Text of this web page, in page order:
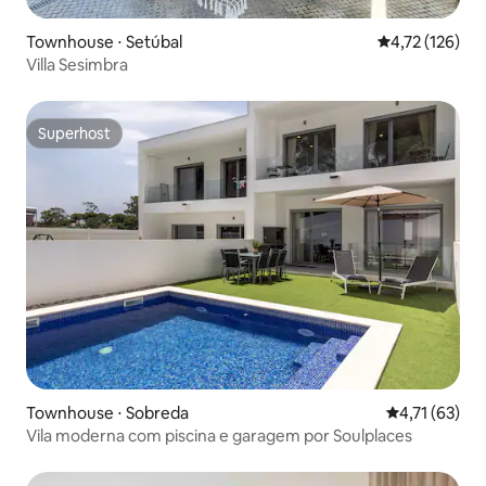
Townhouse ⋅ Setúbal 4,72 de uma
4,72 (126)
Villa Sesimbra
Superhost
Superhost
Townhouse ⋅ Sobreda 4,71 de uma
4,71 (63)
Vila moderna com piscina e garagem por Soulplaces